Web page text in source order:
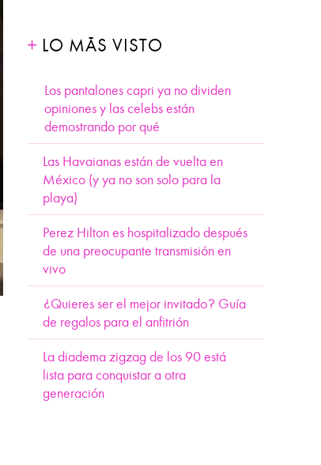
LO MÁS VISTO
Los pantalones capri ya no dividen
opiniones y las celebs están
demostrando por qué
Las Havaianas están de vuelta en
México (y ya no son solo para la
playa)
Perez Hilton es hospitalizado después
de una preocupante transmisión en
vivo
¿Quieres ser el mejor invitado? Guía
de regalos para el anfitrión
La diadema zigzag de los 90 está
lista para conquistar a otra
generación